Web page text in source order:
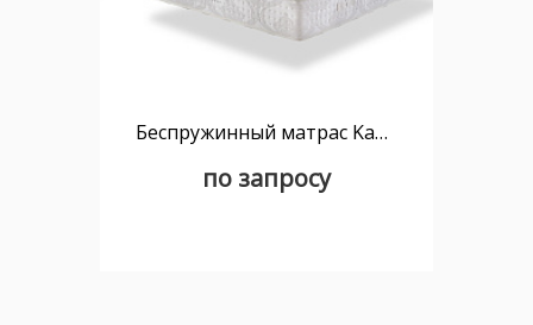
Беспружинный матрас Kamasana Diamant 160x200
по запросу